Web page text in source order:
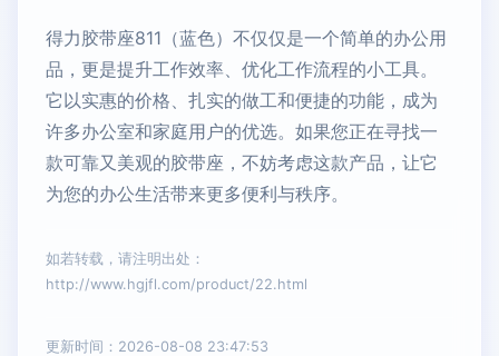
得力胶带座811（蓝色）不仅仅是一个简单的办公用
品，更是提升工作效率、优化工作流程的小工具。
它以实惠的价格、扎实的做工和便捷的功能，成为
许多办公室和家庭用户的优选。如果您正在寻找一
款可靠又美观的胶带座，不妨考虑这款产品，让它
为您的办公生活带来更多便利与秩序。
如若转载，请注明出处：
http://www.hgjfl.com/product/22.html
更新时间：2026-08-08 23:47:53